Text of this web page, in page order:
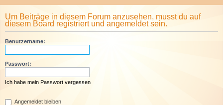
Um Beiträge in diesem Forum anzusehen, musst du auf
diesem Board registriert und angemeldet sein.
Benutzername:
Passwort:
Ich habe mein Passwort vergessen
Angemeldet bleiben